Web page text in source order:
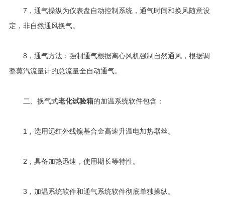
7，通气操纵为仪表盘自动控制系统，通气时间和换风随意设
定，非自然通风换气。
8，通气方法：强制通气根据离心风机强制自然通风，根据调
整蒸汽流量计的总流量全自动通气。
二、换气式老化试验箱的加温系统软件包含：
1，选用远红外线镍基合金髙速升温电加热器丝。
2，具备加热迅速，使用期长等特性。
3，加温系统软件和通气系统软件彻底单独操纵。